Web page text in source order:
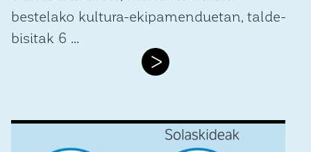
bestelako kultura-ekipamenduetan, talde-
bisitak 6 ...
>